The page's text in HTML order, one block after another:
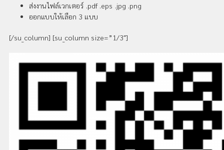
ส่งงานไฟล์เวกเตอร์ .pdf .eps .jpg .png
ออกแบบให้เลือก 3 แบบ
[/su_column] [su_column size=”1/3″]